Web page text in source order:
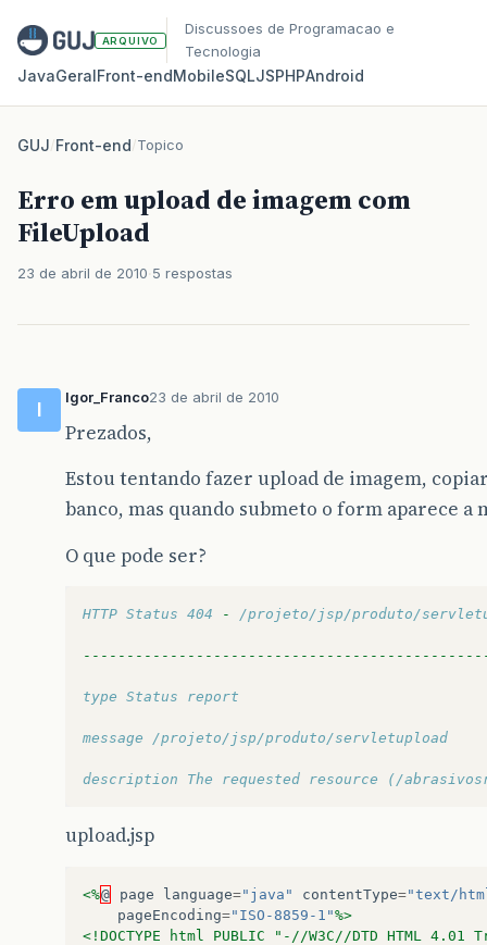
ARQUIVO
Discussoes de Programacao e
Tecnologia
JavaGeralFront‑endMobileSQLJSPHPAndroid
GUJ/Front-end/Topico
Erro em upload de imagem com
FileUpload
23 de abril de 2010 5 respostas
I
Igor_Franco23 de abril de 2010
Prezados,
Estou tentando fazer upload de imagem,
banco, mas quando submeto o form aparece a
O que pode ser?
HTTP Status 404 - /projeto/jsp/produto/
type Status report
message /projeto/jsp/produto/servletupload
description The requested resource (/
upload.jsp
<%@ page language="java" contentType="text/
pageEncoding="ISO-8859-1"%>
<!DOCTYPE html PUBLIC "-//W3C//DTD HTML